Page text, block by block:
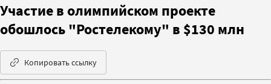
Участие в олимпийском проекте
обошлось "Ростелекому" в $130 млн
Копировать ссылку